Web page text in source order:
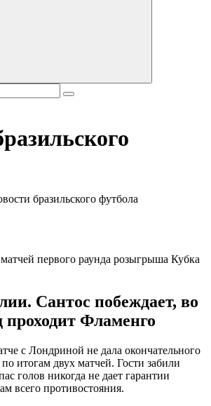
бразильского футбола
первого раунда розыгрыша Кубка
Сантос побеждает, во
проходит Фламенго
с Лондриной не дала окончательного
итогам двух матчей. Гости забили
голов никогда не дает гарантии
всего противостояния.